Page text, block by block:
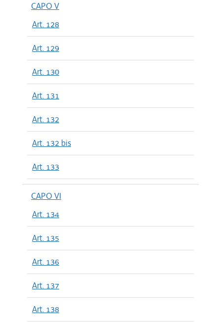
CAPO V
Art. 128
Art. 129
Art. 130
Art. 131
Art. 132
Art. 132 bis
Art. 133
CAPO VI
Art. 134
Art. 135
Art. 136
Art. 137
Art. 138